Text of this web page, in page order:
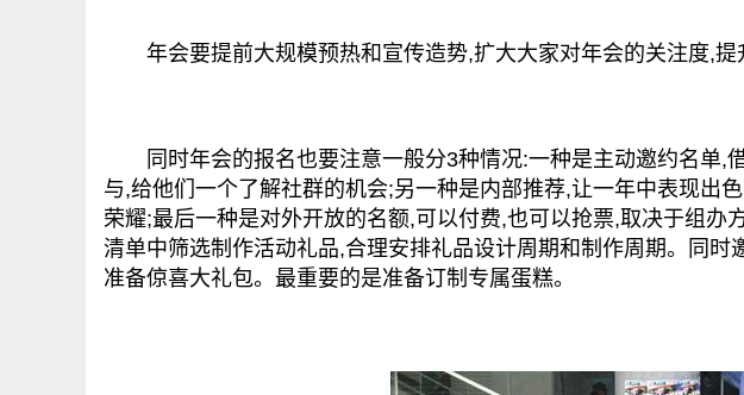
年会要提前大规模预热和宣传造势,扩大大家对年会的关注度,提
同时年会的报名也要注意一般分3种情况:一种是主动邀约名单,
与,给他们一个了解社群的机会;另一种是内部推荐,让一年中表现出
荣耀;最后一种是对外开放的名额,可以付费,也可以抢票,取决于组办
清单中筛选制作活动礼品,合理安排礼品设计周期和制作周期。同时
准备倞喜大礼包。最重要的是准备订制专属蛋糕。